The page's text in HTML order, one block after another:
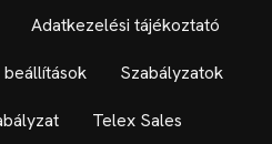
Adatkezelési tájékoztató
beállítások Szabályzatok
Telex Sales